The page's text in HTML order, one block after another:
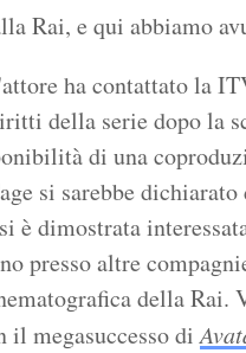
Rai, e qui abbiamo
ha contattato la
della serie dopo la
di una
si sarebbe dichiarato
è dimostrata
presso altre
della Rai.
il megasuccesso di